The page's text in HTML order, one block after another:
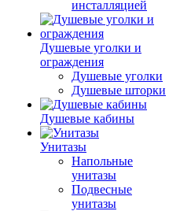
инсталляцией
Душевые уголки и
ограждения
Душевые уголки
Душевые шторки
Душевые кабины
Унитазы
Напольные
унитазы
Подвесные
унитазы